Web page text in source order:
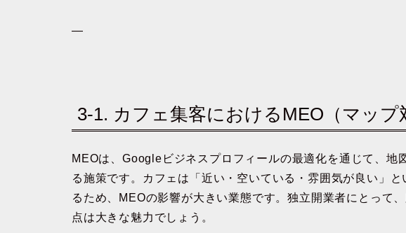
—
3-1. カフェ集客におけるMEO（マップ
MEOは、Googleビジネスプロフィールの最適化を通じて、地
る施策です。カフェは「近い・空いている・雰囲気が良い」
るため、MEOの影響が大きい業態です。独立開業者にとって
点は大きな魅力でしょう。